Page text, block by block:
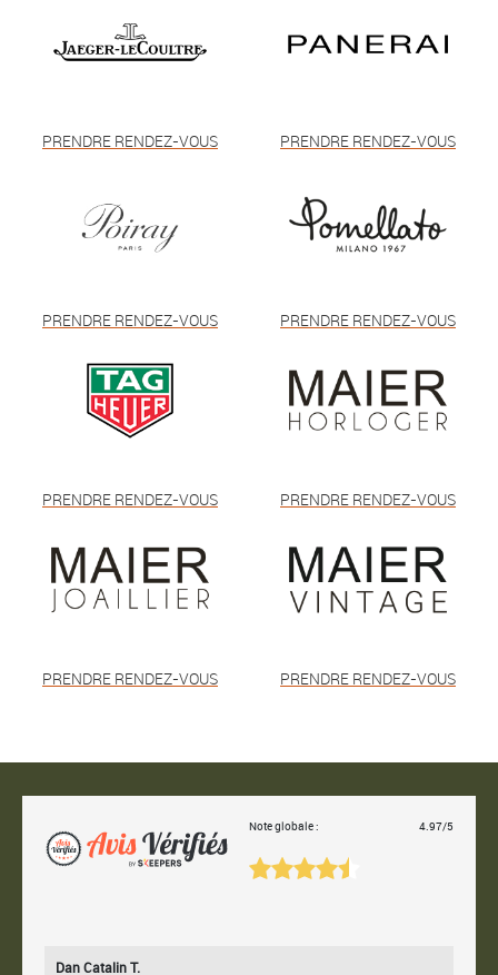
PRENDRE RENDEZ-VOUS PRENDRE RENDEZ-VOUS
PRENDRE RENDEZ-VOUS PRENDRE RENDEZ-VOUS
PRENDRE RENDEZ-VOUS PRENDRE RENDEZ-VOUS
PRENDRE RENDEZ-VOUS PRENDRE RENDEZ-VOUS
Note globale : 4.97/5
Dan Catalin T.